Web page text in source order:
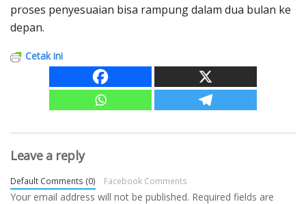
proses penyesuaian bisa rampung dalam dua bulan ke
depan.
Cetak ini
Leave a reply
Default Comments (0) Facebook Comments
Your email address will not be published. Required fields are